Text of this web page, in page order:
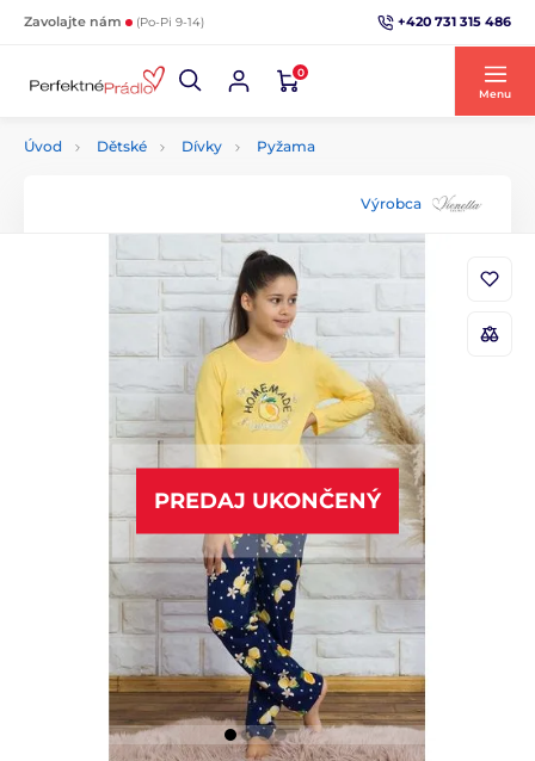
Zavolajte nám (Po-Pi 9-14) +420 731 315 486
0
Menu
Úvod Dětské Dívky Pyžama
Výrobca
PREDAJ UKONČENÝ